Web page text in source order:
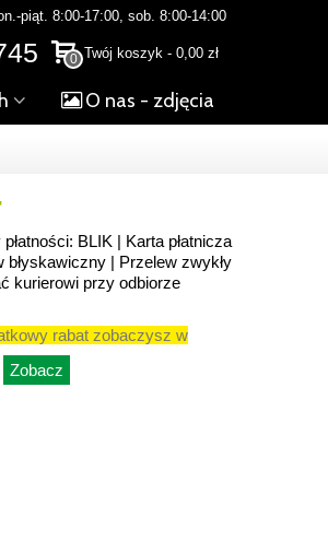
piąt. 8:00-17:00, sob. 8:00-14:00
0 Twój koszyk - 0,00 zł
O nas - zdjęcia
BLIK | Karta płatnicza
błyskawiczny | Przelew zwykły
kurierowi przy odbiorze
rabat zobaczysz w
Zobacz